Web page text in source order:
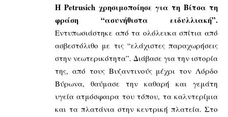
Η Petrusich χρησιμοποίησε για τη Βίτσα τη
φράση “ασυνήθιστα ειδυλλιακή”.
Εντυπωσιάστηκε από τα ολόλευκα σπίτια από
ασβεστόλιθο με τις “ελάχιστες παραχωρήσεις
στην νεωτερικότητα”. Διάβασε για την ιστορία
της, από τους Βυζαντινούς μέχρι τον Λόρδο
Βύρωνα, θαύμασε την καθαρή και γεμάτη
υγεία ατμόσφαιρα του τόπου, τα καλντερίμια
και τα πλατάνια στην κεντρική πλατεία. Στο